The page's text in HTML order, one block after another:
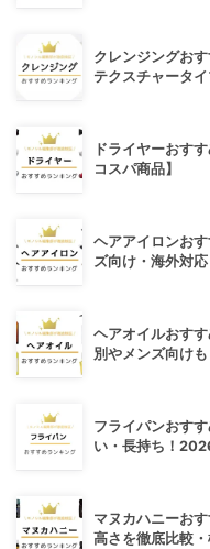
クレンジングお
テクスチャータイ
ドライヤーおす
コスパ商品】
ヘアアイロンお
ズ向け・海外対応
ヘアオイルおす
別やメンズ向けも
フライパンおす
い・長持ち！
マヌカハニーお
高さを徹底比較